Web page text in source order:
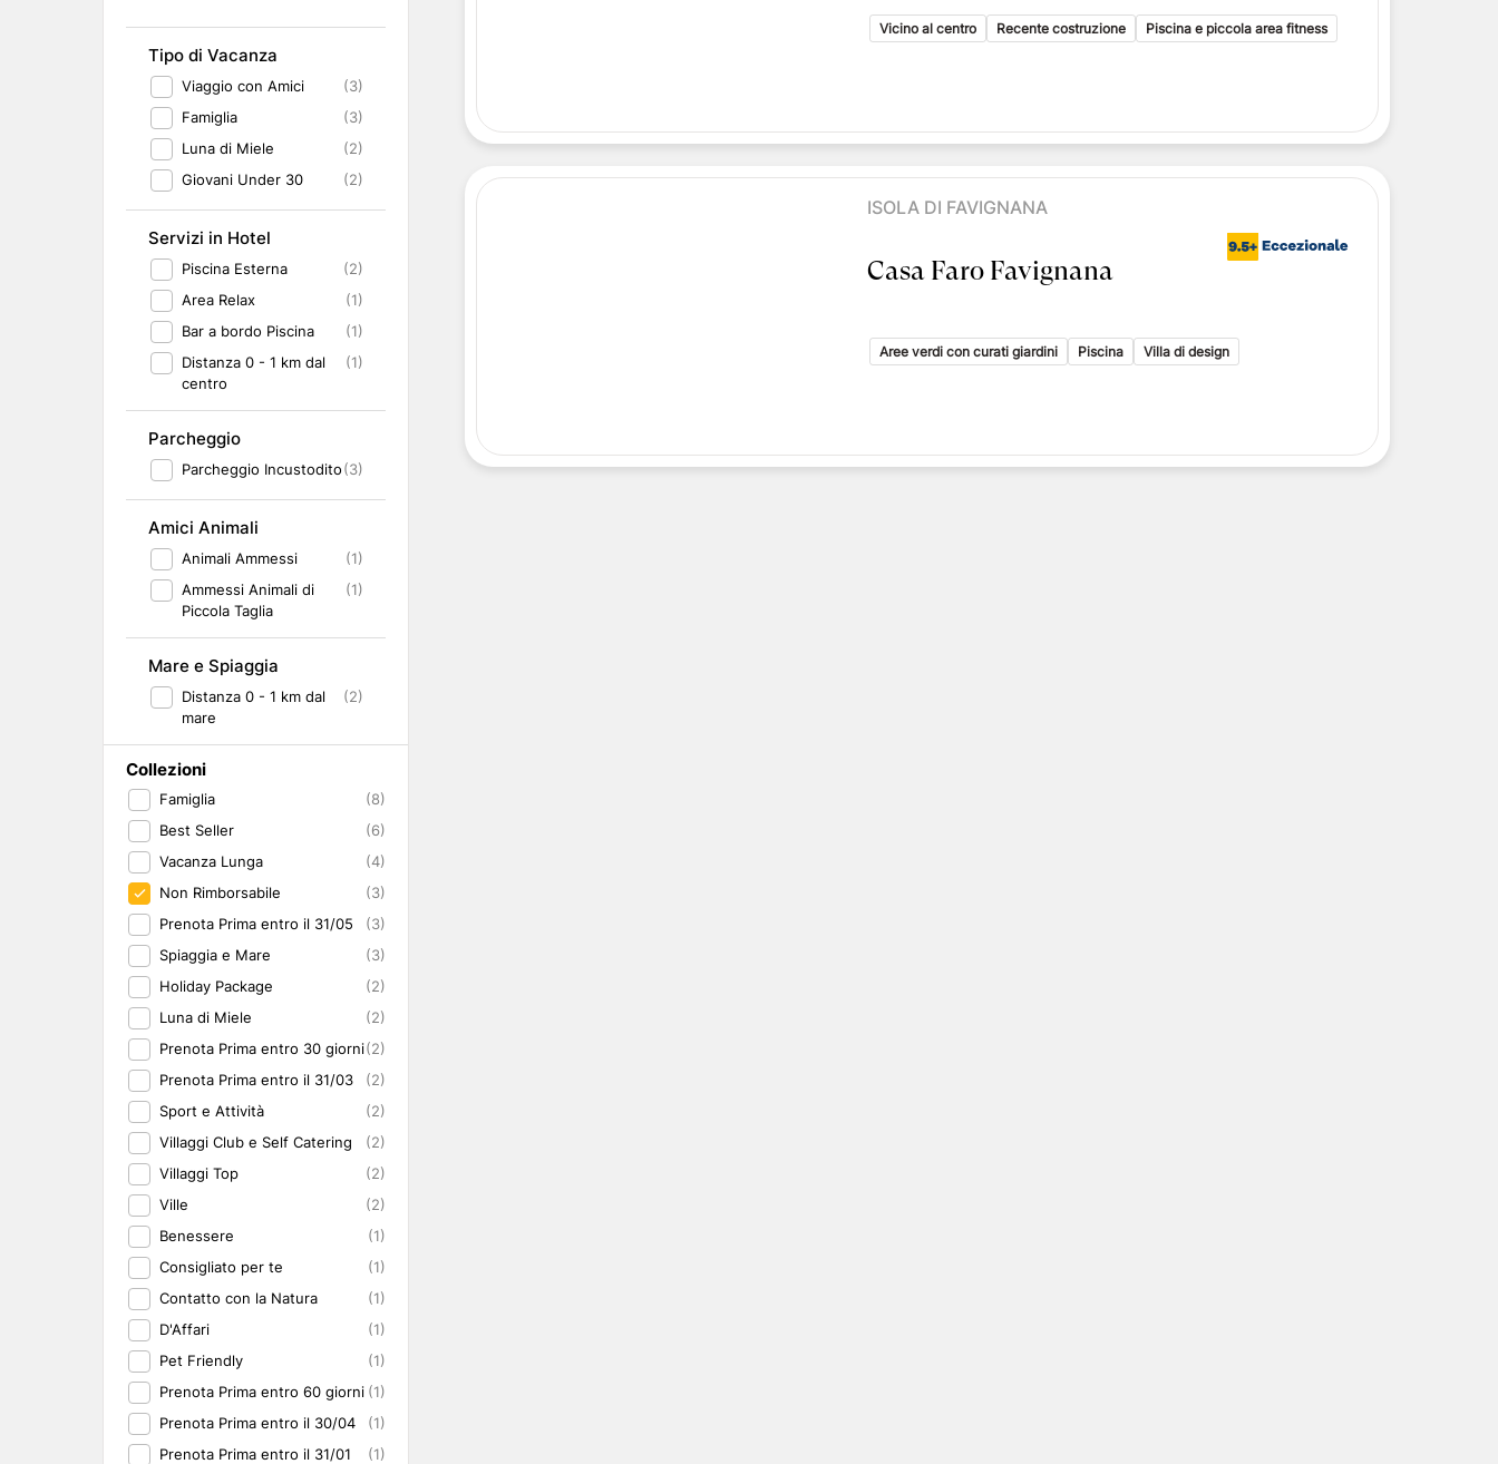
Tipo di Vacanza
Viaggio con Amici
(3)
Famiglia
(3)
Luna di Miele
(2)
Giovani Under 30
(2)
Servizi in Hotel
Piscina Esterna
(2)
Area Relax
(1)
Bar a bordo Piscina
(1)
Distanza 0 - 1 km dal
centro
(1)
Parcheggio
Parcheggio Incustodito(3)
Amici Animali
Animali Ammessi
(1)
Ammessi Animali di
Piccola Taglia
(1)
Mare e Spiaggia
Distanza 0 - 1 km dal
mare
(2)
Collezioni
Famiglia
(8)
Best Seller
(6)
Vacanza Lunga
(4)
Non Rimborsabile
(3)
Prenota Prima entro il 31/05
(3)
Spiaggia e Mare
(3)
Holiday Package
(2)
Luna di Miele
(2)
Prenota Prima entro 30 giorni(2)
Prenota Prima entro il 31/03
(2)
Sport e Attività
(2)
Villaggi Club e Self Catering
(2)
Villaggi Top
(2)
Ville
(2)
Benessere
(1)
Consigliato per te
(1)
Contatto con la Natura
(1)
D'Affari
(1)
Pet Friendly
(1)
Prenota Prima entro 60 giorni (1)
Prenota Prima entro il 30/04
(1)
Prenota Prima entro il 31/01
(1)
Vicino al centro Recente costruzione Piscina e piccola area fitness
ISOLA DI FAVIGNANA
Casa Faro Favignana
Aree verdi con curati giardini Piscina Villa di design